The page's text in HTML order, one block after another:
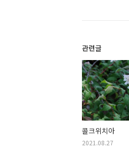
관련글
콜크위치아
2021.08.27